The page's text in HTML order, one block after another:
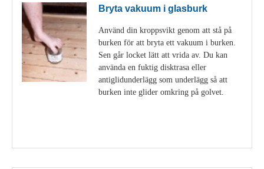
Bryta vakuum i glasburk
Använd din kroppsvikt genom att stå på
burken för att bryta ett vakuum i burken.
Sen går locket lätt att vrida av. Du kan
använda en fuktig disktrasa eller
antiglidunderlägg som underlägg så att
burken inte glider omkring på golvet.